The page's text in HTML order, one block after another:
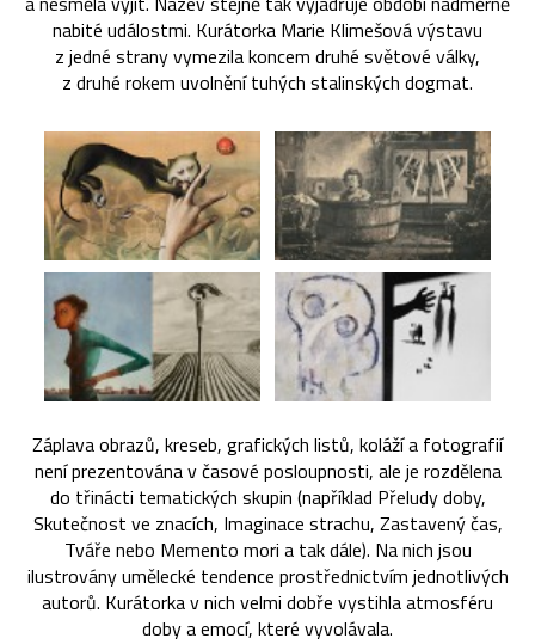
nabité událostmi. Kurátorka Marie Klimešová výstavu
z jedné strany vymezila koncem druhé světové války,
z druhé rokem uvolnění tuhých stalinských dogmat.
Záplava obrazů, kreseb, grafických listů, koláží a fotografií
není prezentována v časové posloupnosti, ale je rozdělena
do třinácti tematických skupin (například Přeludy doby,
Skutečnost ve znacích, Imaginace strachu, Zastavený čas,
Tváře nebo Memento mori a tak dále). Na nich jsou
ilustrovány umělecké tendence prostřednictvím jednotlivých
autorů. Kurátorka v nich velmi dobře vystihla atmosféru
doby a emocí, které vyvolávala.